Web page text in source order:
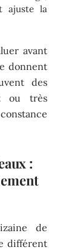
ajuste la
avant
donnent
des
ou très
:
de
différent